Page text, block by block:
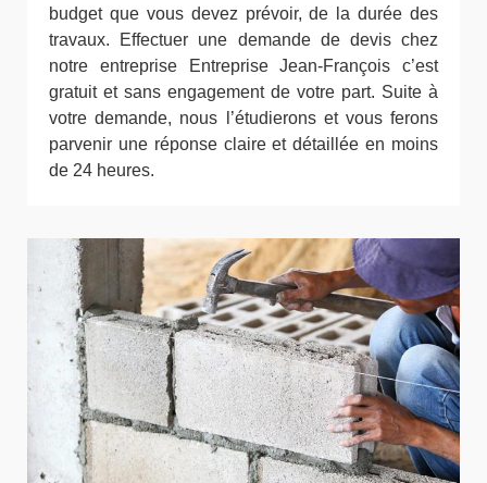
budget que vous devez prévoir, de la durée des
travaux. Effectuer une demande de devis chez
notre entreprise Entreprise Jean-François c’est
gratuit et sans engagement de votre part. Suite à
votre demande, nous l’étudierons et vous ferons
parvenir une réponse claire et détaillée en moins
de 24 heures.